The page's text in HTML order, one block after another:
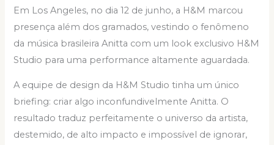
Em Los Angeles, no dia 12 de junho, a H&M marcou
presença além dos gramados, vestindo o fenômeno
da música brasileira Anitta com um look exclusivo H&M
Studio para uma performance altamente aguardada.
A equipe de design da H&M Studio tinha um único
briefing: criar algo inconfundivelmente Anitta. O
resultado traduz perfeitamente o universo da artista,
destemido, de alto impacto e impossível de ignorar,